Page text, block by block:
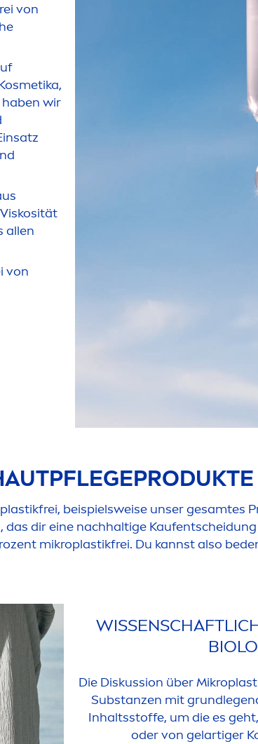
von
haben wir
allen
von
beispielsweise unser gesamtes
dir eine nachhaltige
mikroplastikfrei. Du kannst also
Die Diskussion über
Substanzen mit
Inhaltsstoffe, um die es
oder von gelartiger